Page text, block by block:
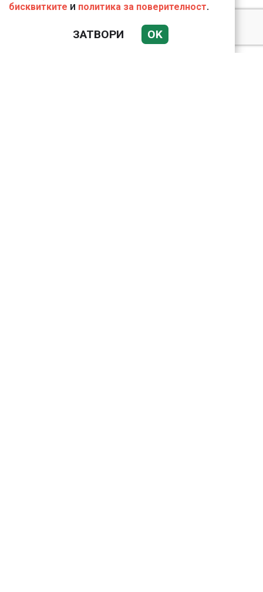
Ким Чен Ун е получил
бисквитките и политика за поверителност.
ЗАТВОРИ OK